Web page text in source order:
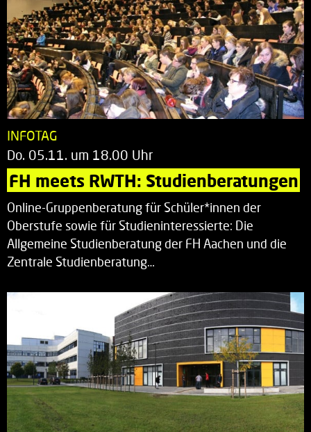
INFOTAG
Do. 05.11. um 18.00 Uhr
FH meets RWTH: Studienberatungen
Online-Gruppenberatung für Schüler*innen der
Oberstufe sowie für Studieninteressierte: Die
Allgemeine Studienberatung der FH Aachen und die
Zentrale Studienberatung…